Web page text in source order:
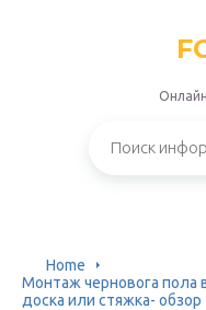
Home
Монтаж черновога пола
доска или стяжка-